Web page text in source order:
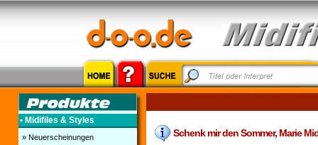
• Midifiles & Styles
» Neuerscheinungen
Schenk mir den Sommer, Marie